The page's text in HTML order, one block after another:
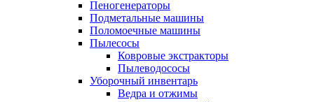
Пеногенераторы
Подметальные машины
Поломоечные машины
Пылесосы
Ковровые экстракторы
Пылеводососы
Уборочный инвентарь
Ведра и отжимы